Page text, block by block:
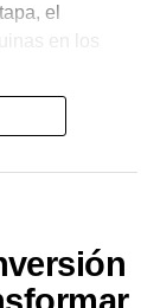
el
en los